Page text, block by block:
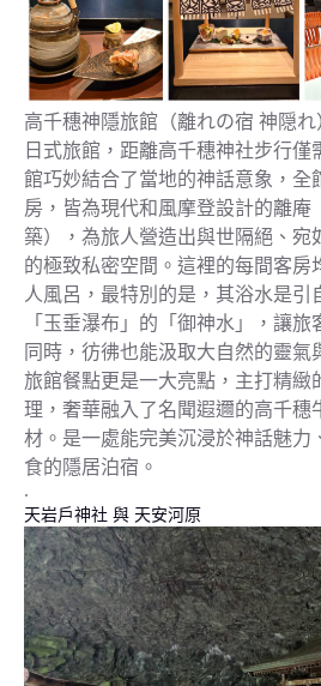
高千穗神隱旅館（離れの宿 神隠
日式旅館，距離高千穗神社步行僅
館巧妙結合了當地的神話意象，全
房，皆為現代和風摩登設計的離庵
築），為旅人營造出與世隔絕、宛
的極致私密空間。這裡的每間客房
人風呂，最特別的是，其浴水是引
「玉垂瀑布」的「御神水」，讓旅
同時，彷彿也能汲取大自然的靈氣
旅館餐點更是一大亮點，主打精緻
理，奢華融入了名聞遐邇的高千穗
材。是一處能完美沉浸於神話魅力
食的隱居泊宿。
.
天岩戶神社 與 天安河原